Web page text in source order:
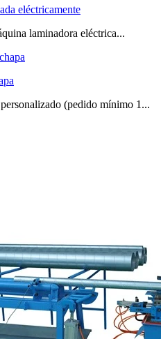
eléctricamente
laminadora eléctrica...
(pedido mínimo 1...